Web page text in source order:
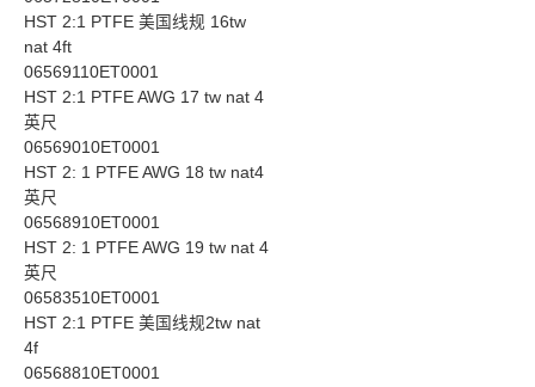
HST 2:1 PTFE 美国线规 16tw
nat 4ft
06569110ET0001
HST 2:1 PTFE AWG 17 tw nat 4
英尺
06569010ET0001
HST 2: 1 PTFE AWG 18 tw nat4
英尺
06568910ET0001
HST 2: 1 PTFE AWG 19 tw nat 4
英尺
06583510ET0001
HST 2:1 PTFE 美国线规2tw nat
4f
06568810ET0001